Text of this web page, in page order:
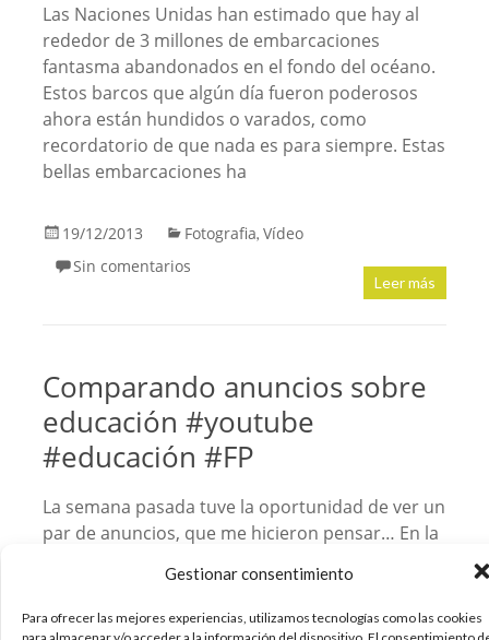
Gestionar consentimiento
Para ofrecer las mejores experiencias, utilizamos tecnologías como las cookies
para almacenar y/o acceder a la información del dispositivo. El consentimiento
Las Naciones Unidas han estimado que hay al
rededor de 3 millones de embarcaciones
fantasma abandonados en el fondo del océano.
Estos barcos que algún día fueron poderosos
ahora están hundidos o varados, como
recordatorio de que nada es para siempre. Estas
bellas embarcaciones ha
19/12/2013 Fotografia, Vídeo
Sin comentarios
Leer más
Comparando anuncios sobre
educación #youtube
#educación #FP
La semana pasada tuve la oportunidad de ver un
par de anuncios, que me hicieron pensar… En la
hora de transmitir lo que una determinada
carrera o profesión te puede aportar. Y de cómo